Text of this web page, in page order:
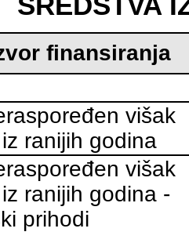
finansiranja
višak
ranijih godina
višak
ranijih godina -
prihodi